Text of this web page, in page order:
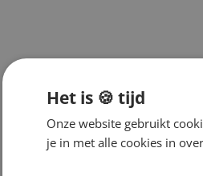
Het is 🍪 tijd
Onze website gebruikt
je in met alle cookies in